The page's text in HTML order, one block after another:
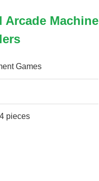
Arcade Machine
Games
pieces